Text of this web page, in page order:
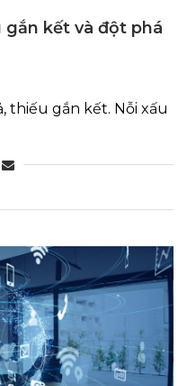
gắn kết và đột phá
thiếu gắn kết. Nỗi xấu